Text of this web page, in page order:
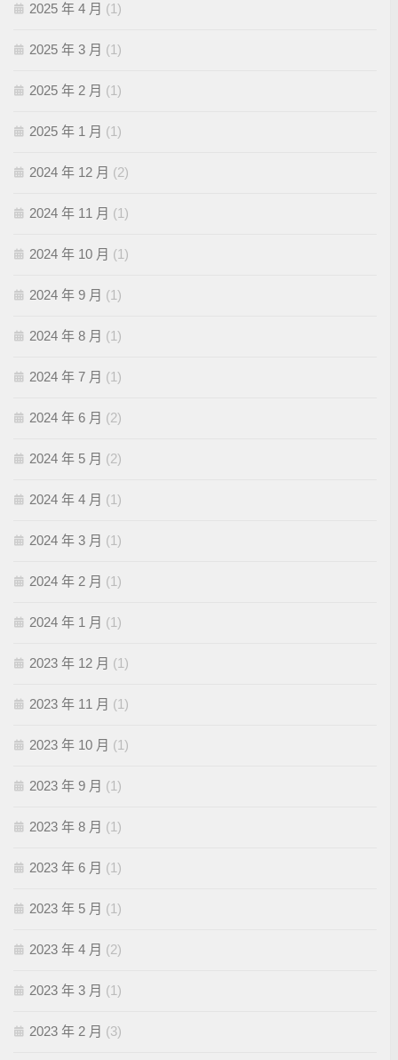
2025 年 4 月 (1)
2025 年 3 月 (1)
2025 年 2 月 (1)
2025 年 1 月 (1)
2024 年 12 月 (2)
2024 年 11 月 (1)
2024 年 10 月 (1)
2024 年 9 月 (1)
2024 年 8 月 (1)
2024 年 7 月 (1)
2024 年 6 月 (2)
2024 年 5 月 (2)
2024 年 4 月 (1)
2024 年 3 月 (1)
2024 年 2 月 (1)
2024 年 1 月 (1)
2023 年 12 月 (1)
2023 年 11 月 (1)
2023 年 10 月 (1)
2023 年 9 月 (1)
2023 年 8 月 (1)
2023 年 6 月 (1)
2023 年 5 月 (1)
2023 年 4 月 (2)
2023 年 3 月 (1)
2023 年 2 月 (3)